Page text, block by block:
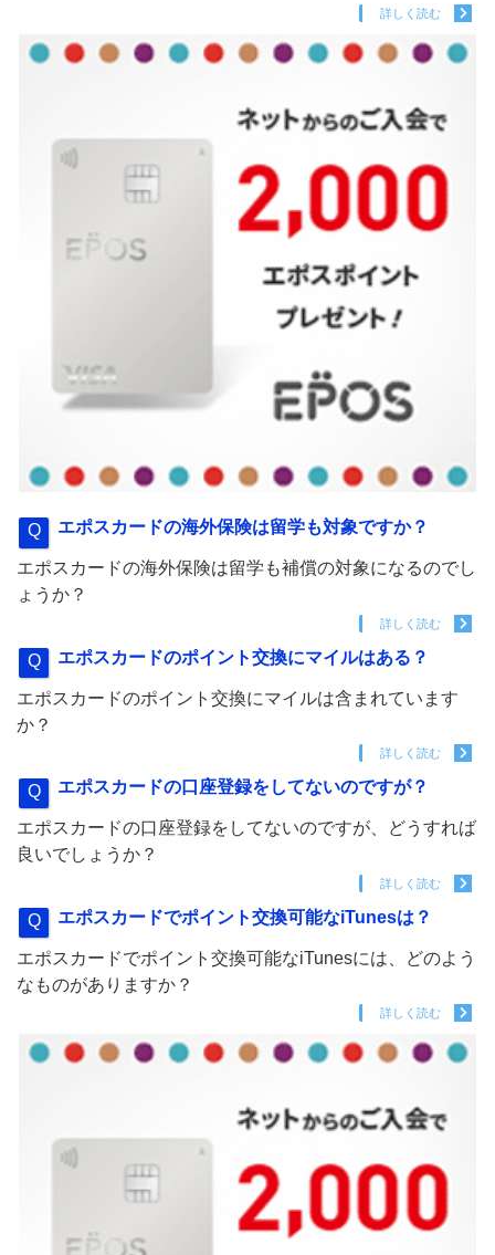
詳しく読む
エポスカードの海外保険は留学も対象ですか？
エポスカードの海外保険は留学も補償の対象になるのでし
ょうか？
詳しく読む
エポスカードのポイント交換にマイルはある？
エポスカードのポイント交換にマイルは含まれています
か？
詳しく読む
エポスカードの口座登録をしてないのですが？
エポスカードの口座登録をしてないのですが、どうすれば
良いでしょうか？
詳しく読む
エポスカードでポイント交換可能なiTunesは？
エポスカードでポイント交換可能なiTunesには、どのよう
なものがありますか？
詳しく読む